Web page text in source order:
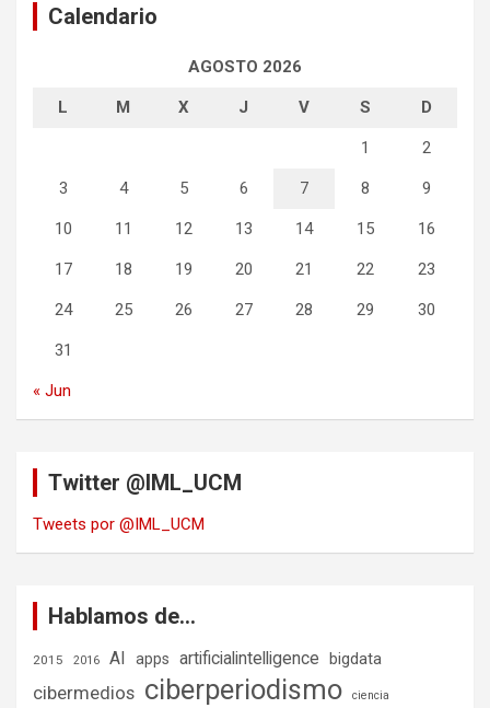
Calendario
AGOSTO 2026
L M X J V S D
1 2
3 4 5 6 7 8 9
10 11 12 13 14 15 16
17 18 19 20 21 22 23
24 25 26 27 28 29 30
31
« Jun
Twitter @IML_UCM
Tweets por @IML_UCM
Hablamos de…
2015 2016 AI apps artificialintelligence bigdata
cibermedios ciberperiodismo ciencia